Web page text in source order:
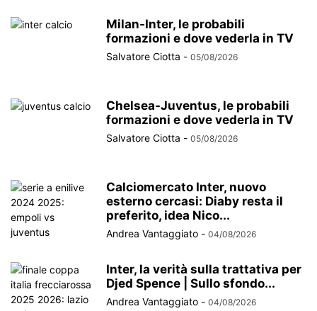
Milan-Inter, le probabili
formazioni e dove vederla in TV
Salvatore Ciotta - 05/08/2026
Chelsea-Juventus, le probabili
formazioni e dove vederla in TV
Salvatore Ciotta - 05/08/2026
Calciomercato Inter, nuovo
esterno cercasi: Diaby resta il
preferito, idea Nico...
Andrea Vantaggiato - 04/08/2026
Inter, la verità sulla trattativa per
Djed Spence | Sullo sfondo...
Andrea Vantaggiato - 04/08/2026